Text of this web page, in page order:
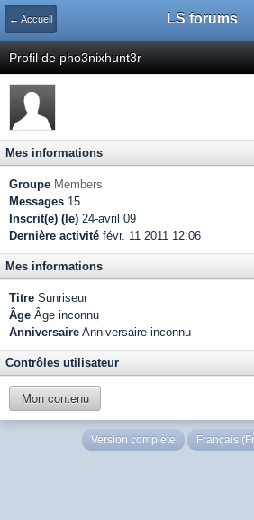
← Accueil LS forums
Profil de pho3nixhunt3r
Mes informations
Groupe Members
Messages 15
Inscrit(e) (le) 24-avril 09
Dernière activité févr. 11 2011 12:06
Mes informations
Titre Sunriseur
Âge Âge inconnu
Anniversaire Anniversaire inconnu
Contrôles utilisateur
Mon contenu
Version complète Français